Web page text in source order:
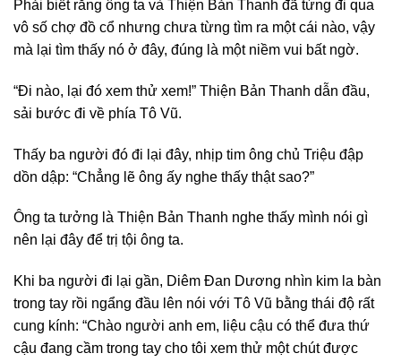
Phải biết rằng ông ta và Thiện Bản Thanh đã từng đi qua
vô số chợ đồ cổ nhưng chưa từng tìm ra một cái nào, vậy
mà lại tìm thấy nó ở đây, đúng là một niềm vui bất ngờ.
“Đi nào, lại đó xem thử xem!” Thiện Bản Thanh dẫn đầu,
sải bước đi về phía Tô Vũ.
Thấy ba người đó đi lại đây, nhịp tim ông chủ Triệu đập
dồn dập: “Chẳng lẽ ông ấy nghe thấy thật sao?”
Ông ta tưởng là Thiện Bản Thanh nghe thấy mình nói gì
nên lại đây để trị tội ông ta.
Khi ba người đi lại gần, Diêm Đan Dương nhìn kim la bàn
trong tay rồi ngẩng đầu lên nói với Tô Vũ bằng thái độ rất
cung kính: “Chào người anh em, liệu cậu có thể đưa thứ
cậu đang cầm trong tay cho tôi xem thử một chút được